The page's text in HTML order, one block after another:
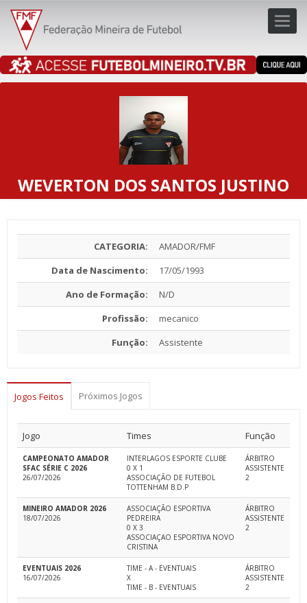
WEVERTON DOS SANTOS JUSTINO
CATEGORIA:
AMADOR/FMF
Data de Nascimento:
17/05/1993
Ano de Formação:
N/D
Profissão:
mecanico
Função:
Assistente
Jogos Feitos Próximos Jogos
Jogo Times Função
CAMPEONATO AMADOR
SFAC SÉRIE C 2026
26/07/2026
INTERLAGOS ESPORTE CLUBE
0 X 1
ASSOCIAÇÃO DE FUTEBOL
TOTTENHAM B.D.P
ÁRBITRO
ASSISTENTE
2
MINEIRO AMADOR 2026
18/07/2026
ASSOCIAÇÃO ESPORTIVA
PEDREIRA
0 X 3
ASSOCIAÇAO ESPORTIVA NOVO
CRISTINA
ÁRBITRO
ASSISTENTE
2
EVENTUAIS 2026
16/07/2026
TIME - A - EVENTUAIS
X
TIME - B - EVENTUAIS
ÁRBITRO
ASSISTENTE
2